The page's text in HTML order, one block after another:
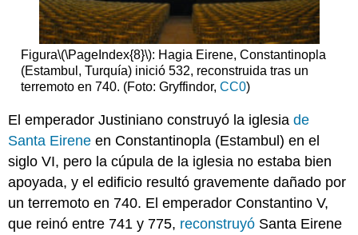
Figura\(\PageIndex{8}\): Hagia Eirene, Constantinopla
(Estambul, Turquía) inició 532, reconstruida tras un
terremoto en 740. (Foto: Gryffindor, CC0)
El emperador Justiniano construyó la iglesiade
Santa Eirene en Constantinopla (Estambul) en el
siglo VI, pero la cúpula de la iglesia no estaba bien
apoyada, y el edificio resultó gravemente dañado por
un terremoto en 740. El emperador Constantino V,
que reinó entre 741 y 775, reconstruyó Santa Eirene